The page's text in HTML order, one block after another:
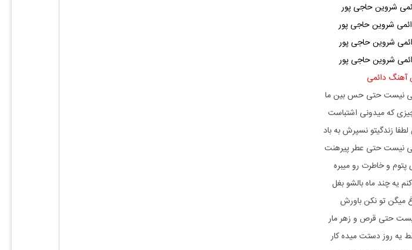
شروین حاجی پور
شروین حاجی پور
شروین حاجی پور
شروین حاجی پور
آهنگ دائمی
نیست حتی حس بین ما
که میدونی اشتباست
زندگیتو نسپرش به باد
نیست حتی عطر پیرهنت
پتوم و خاطرت رو میبره
یه چند ماه بالشو بغل
میگن تو نکن باورش
حتی قرص و زهر مار
یه روز دستت میده کار